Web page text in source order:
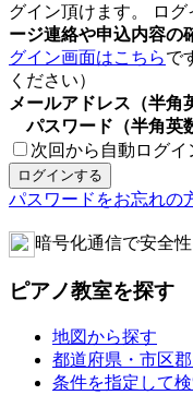
グイン頂けます。 ログ
ージ連絡や申込内容の
グイン画面はこちらで
ください）
メールアドレス（半角
パスワード（半角英
次回から自動ログイ
パスワードをお忘れの
暗号化通信で安全
ピアノ教室を探す
地図から探す
都道府県・市区
条件を指定して